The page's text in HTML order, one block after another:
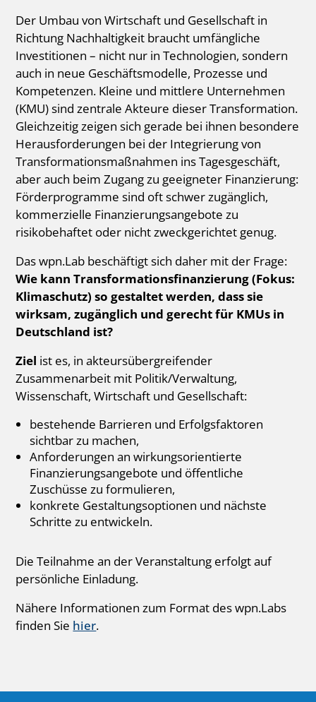
Der Umbau von Wirtschaft und Gesellschaft in
Richtung Nachhaltigkeit braucht umfängliche
Investitionen – nicht nur in Technologien, sondern
auch in neue Geschäftsmodelle, Prozesse und
Kompetenzen. Kleine und mittlere Unternehmen
(KMU) sind zentrale Akteure dieser Transformation.
Gleichzeitig zeigen sich gerade bei ihnen besondere
Herausforderungen bei der Integrierung von
Transformationsmaßnahmen ins Tagesgeschäft,
aber auch beim Zugang zu geeigneter Finanzierung:
Förderprogramme sind oft schwer zugänglich,
kommerzielle Finanzierungsangebote zu
risikobehaftet oder nicht zweckgerichtet genug.
Das wpn.Lab beschäftigt sich daher mit der Frage:
Wie kann Transformationsfinanzierung (Fokus:
Klimaschutz) so gestaltet werden, dass sie
wirksam, zugänglich und gerecht für KMUs in
Deutschland ist?
Ziel ist es, in akteursübergreifender
Zusammenarbeit mit Politik/Verwaltung,
Wissenschaft, Wirtschaft und Gesellschaft:
bestehende Barrieren und Erfolgsfaktoren
sichtbar zu machen,
Anforderungen an wirkungsorientierte
Finanzierungsangebote und öffentliche
Zuschüsse zu formulieren,
konkrete Gestaltungsoptionen und nächste
Schritte zu entwickeln.
Die Teilnahme an der Veranstaltung erfolgt auf
persönliche Einladung.
Nähere Informationen zum Format des wpn.Labs
finden Sie hier.